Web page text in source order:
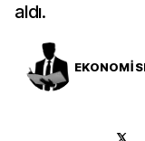
aldı.
EKONOMİ